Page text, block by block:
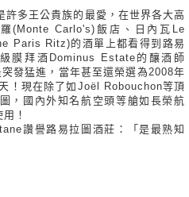
多王公貴族的最愛，在世界各大高
(Monte Carlo's)飯店、日內瓦Le
Paris Ritz)的酒單上都看得到路易
膜拜酒Dominus Estate的釀酒師
發猛進，當年甚至還榮選為2008年
！現在除了如Joël Robouchon等頂
，國內外知名航空頭等艙如長榮航
！
讚譽路易拉圖酒莊：「是最熟知